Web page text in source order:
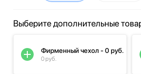
Выберите дополнительные
Фирменный чехол - 0 руб.
0 руб.